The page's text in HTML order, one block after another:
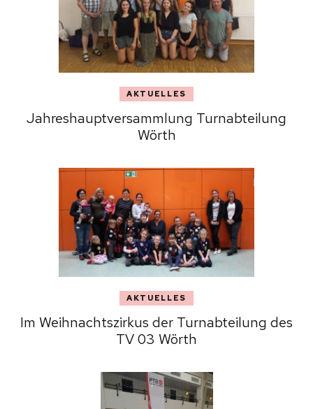
AKTUELLES
Jahreshauptversammlung Turnabteilung
Wörth
AKTUELLES
Im Weihnachtszirkus der Turnabteilung des
TV 03 Wörth